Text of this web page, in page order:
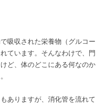
吸収された栄養物（グルコー
ています。そんなわけで、門
ど、体のどこにある何なのか
ありますが、消化管を流れて